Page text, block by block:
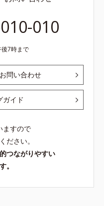
010
7時まで
問い合わせ
ガイド
ますので
ださい。
つながりやすい
。